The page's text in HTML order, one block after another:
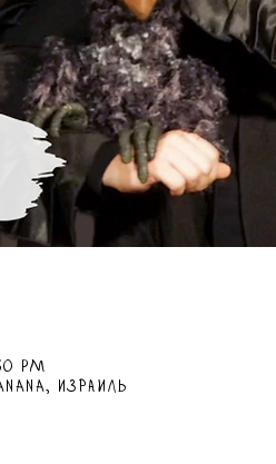
PM
Израиль